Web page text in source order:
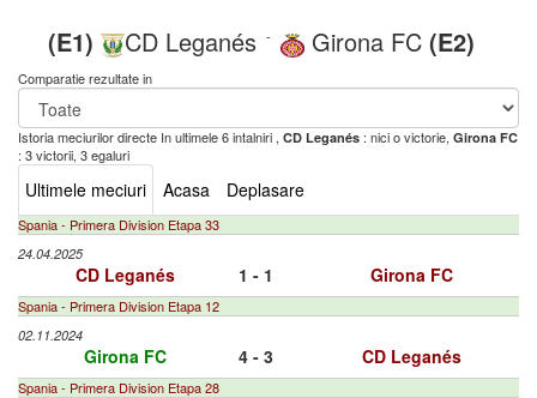
(E1) CD Leganés - Girona FC (E2)
Comparatie rezultate in
Istoria meciurilor directe In ultimele 6 intalniri , CD Leganés : nici o victorie, Girona FC
: 3 victorii, 3 egaluri
Ultimele meciuri Acasa Deplasare
Spania - Primera Division Etapa 33
24.04.2025
CD Leganés 1 - 1 Girona FC
Spania - Primera Division Etapa 12
02.11.2024
Girona FC 4 - 3 CD Leganés
Spania - Primera Division Etapa 28